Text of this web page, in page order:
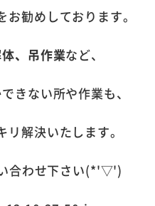
お勧めしております。
、吊作業など、
きない所や作業も、
リ解決いたします。
合わせ下さい(*'▽')